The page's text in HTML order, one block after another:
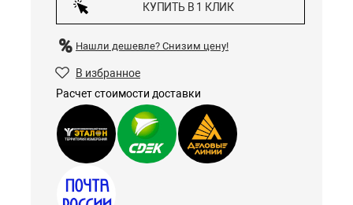
КУПИТЬ В 1 КЛИК
Нашли дешевле? Снизим цену!
В избранное
Расчет стоимости доставки